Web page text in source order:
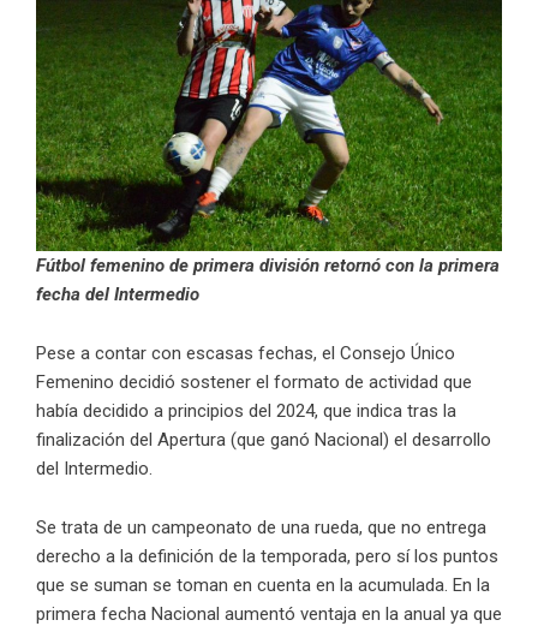
Fútbol femenino de primera división retornó con la primera
fecha del Intermedio
Pese a contar con escasas fechas, el Consejo Único
Femenino decidió sostener el formato de actividad que
había decidido a principios del 2024, que indica tras la
finalización del Apertura (que ganó Nacional) el desarrollo
del Intermedio.
Se trata de un campeonato de una rueda, que no entrega
derecho a la definición de la temporada, pero sí los puntos
que se suman se toman en cuenta en la acumulada. En la
primera fecha Nacional aumentó ventaja en la anual ya que